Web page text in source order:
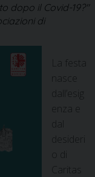
dopo il Covid-19?"
di
La festa
nasce
dall’esig
enza e
dal
desideri
o di
Caritas